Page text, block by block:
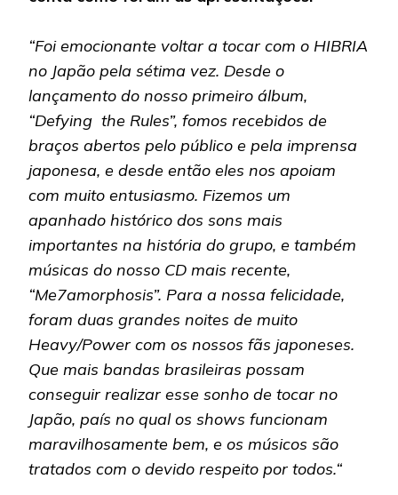
“Foi emocionante voltar a tocar com o HIBRIA
no Japão pela sétima vez. Desde o
lançamento do nosso primeiro álbum,
“Defying the Rules”, fomos recebidos de
braços abertos pelo público e pela imprensa
japonesa, e desde então eles nos apoiam
com muito entusiasmo. Fizemos um
apanhado histórico dos sons mais
importantes na história do grupo, e também
músicas do nosso CD mais recente,
“Me7amorphosis”. Para a nossa felicidade,
foram duas grandes noites de muito
Heavy/Power com os nossos fãs japoneses.
Que mais bandas brasileiras possam
conseguir realizar esse sonho de tocar no
Japão, país no qual os shows funcionam
maravilhosamente bem, e os músicos são
tratados com o devido respeito por todos.“